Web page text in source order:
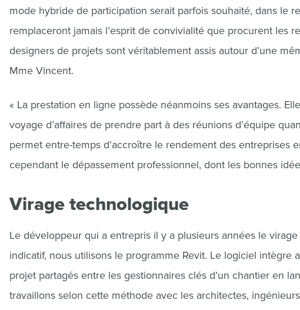
mode hybride de participation serait parfois souhaité, dans le
remplaceront jamais l’esprit de convivialité que procurent les
designers de projets sont véritablement assis autour d’une
Mme Vincent.
« La prestation en ligne possède néanmoins ses avantages.
voyage d’affaires de prendre part à des réunions d’équipe
permet entre-temps d’accroître le rendement des entreprises
cependant le dépassement professionnel, dont les bonnes
Virage technologique
Le développeur qui a entrepris il y a plusieurs années le
indicatif, nous utilisons le programme Revit. Le logiciel intègre
projet partagés entre les gestionnaires clés d’un chantier en
travaillons selon cette méthode avec les architectes,